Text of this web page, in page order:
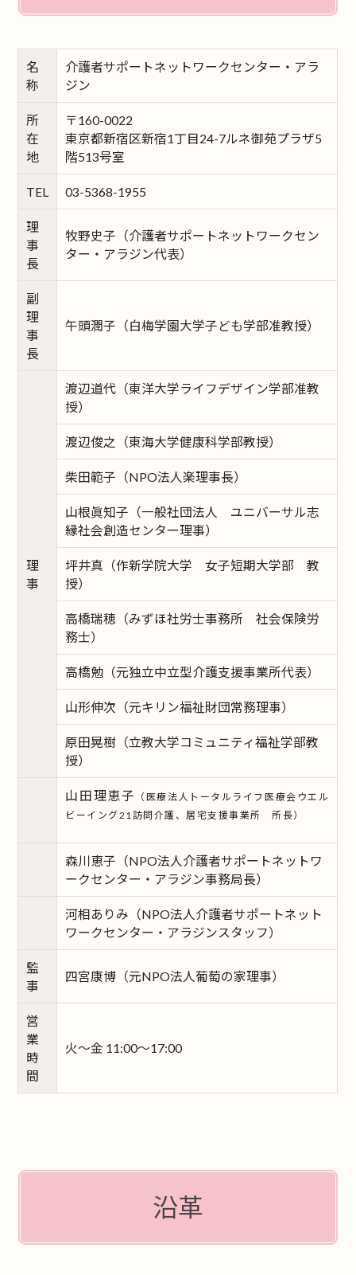
名
称
介護者サポートネットワークセンター・ アラ
ジン
所
在
地
〒160-0022
東京都新宿区新宿1丁目24-7ルネ御苑プラザ5
階513号室
TEL 03-5368-1955
理
事
長
牧野史子（介護者サポートネットワークセン
ター・ アラジン代表）
副
理
事
長
午頭潤子（白梅学園大学子ども学部准教授）
理
事
渡辺道代（東洋大学ライフデザイン学部准教
授）
渡辺俊之（東海大学健康科学部教授）
柴田範子（NPO法人楽理事長）
山根眞知子（一般社団法人 ユニバーサル志
縁社会創造センター理事）
坪井真（作新学院大学 女子短期大学部 教
授）
高橋瑞穂（みずほ社労士事務所 社会保険労
務士）
高橋勉（元独立中立型介護支援事業所代表）
山形伸次（元キリン福祉財団常務理事）
原田晃樹（立教大学コミュニティ福祉学部教
授）
山田理恵子
（医療法人トータルライフ医療会ウエル
ビーイング21訪問介護、居宅支援事業所 所長）
森川恵子（NPO法人介護者サポートネットワ
ークセンター・アラジン事務局長）
河相ありみ（NPO法人介護者サポートネット
ワークセンター・アラジンスタッフ）
監
事
四宮康博（元NPO法人葡萄の家理事）
営
業
時
間
火～金 11:00～17:00
沿革